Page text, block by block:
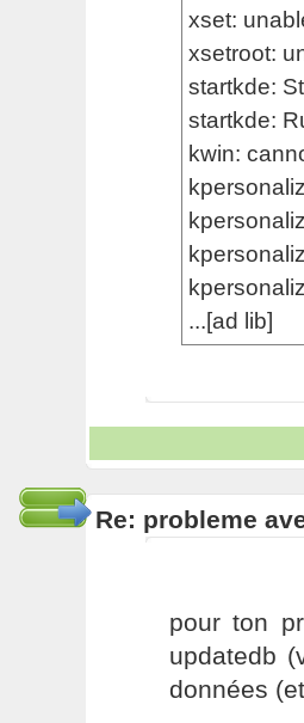
xset:
xsetroot:
startkde:
startkde:
kwin:
...[ad lib]
Re: probleme
pour ton
updatedb
données